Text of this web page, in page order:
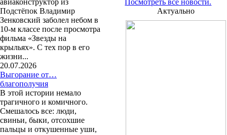
авиаконструктор из
Подстёпок Владимир
Зенковский заболел небом в
10-м классе после просмотра
фильма «Звезды на
крыльях». С тех пор в его
жизни...
20.07.2026
Выгорание от…
благополучия
В этой истории немало
трагичного и комичного.
Смешалось все: люди,
свиньи, быки, отсохшие
пальцы и откушенные уши,
Посмотреть все новости.
Актуально